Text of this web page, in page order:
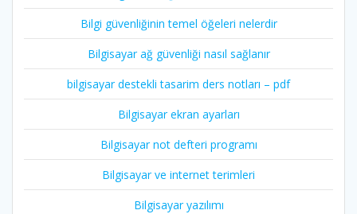
Bilgi güvenliğinin temel öğeleri nelerdir
Bilgisayar ağ güvenliği nasıl sağlanır
bilgisayar destekli tasarim ders notları – pdf
Bilgisayar ekran ayarları
Bilgisayar not defteri programı
Bilgisayar ve internet terimleri
Bilgisayar yazılımı